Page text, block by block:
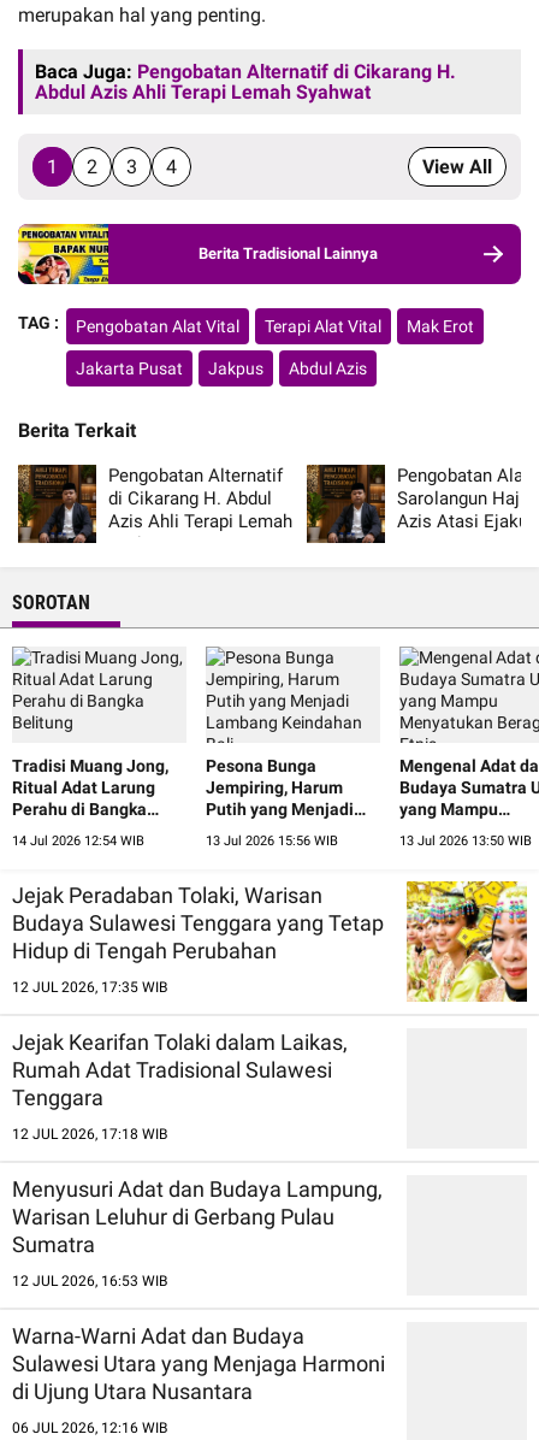
merupakan hal yang penting.
Baca Juga: Pengobatan Alternatif di Cikarang H.
Abdul Azis Ahli Terapi Lemah Syahwat
1 2 3 4 View All
Berita Tradisional Lainnya
TAG : Pengobatan Alat Vital Terapi Alat Vital Mak Erot
Jakarta Pusat Jakpus Abdul Azis
Berita Terkait
Pengobatan Alternatif
di Cikarang H. Abdul
Azis Ahli Terapi Lemah
Syahwat
Pengobatan Alat
Sarolangun Haji
Azis Atasi
SOROTAN
Tradisi Muang Jong,
Ritual Adat Larung
Perahu di Bangka
Belitung
14 Jul 2026 12:54 WIB
Pesona Bunga
Jempiring, Harum
Putih yang Menjadi
Lambang Keindahan
13 Jul 2026 15:56 WIB
Mengenal Adat
Budaya Sumatra
yang Mampu
Menyatukan
13 Jul 2026 13:50 WIB
Jejak Peradaban Tolaki, Warisan
Budaya Sulawesi Tenggara yang Tetap
Hidup di Tengah Perubahan
12 JUL 2026, 17:35 WIB
Jejak Kearifan Tolaki dalam Laikas,
Rumah Adat Tradisional Sulawesi
Tenggara
12 JUL 2026, 17:18 WIB
Menyusuri Adat dan Budaya Lampung,
Warisan Leluhur di Gerbang Pulau
Sumatra
12 JUL 2026, 16:53 WIB
Warna-Warni Adat dan Budaya
Sulawesi Utara yang Menjaga Harmoni
di Ujung Utara Nusantara
06 JUL 2026, 12:16 WIB